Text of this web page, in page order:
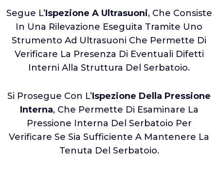
Segue L’Ispezione A Ultrasuoni, Che Consiste
In Una Rilevazione Eseguita Tramite Uno
Strumento Ad Ultrasuoni Che Permette Di
Verificare La Presenza Di Eventuali Difetti
Interni Alla Struttura Del Serbatoio.
Si Prosegue Con L’Ispezione Della Pressione
Interna, Che Permette Di Esaminare La
Pressione Interna Del Serbatoio Per
Verificare Se Sia Sufficiente A Mantenere La
Tenuta Del Serbatoio.